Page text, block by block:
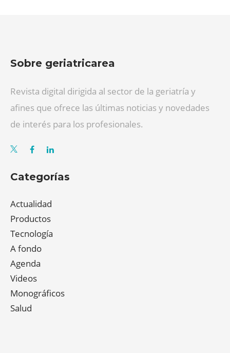
Sobre geriatricarea
Revista digital dirigida al sector de la geriatría y
afines que ofrece las últimas noticias y novedades
de interés para los profesionales.
Categorías
Actualidad
Productos
Tecnología
A fondo
Agenda
Videos
Monográficos
Salud